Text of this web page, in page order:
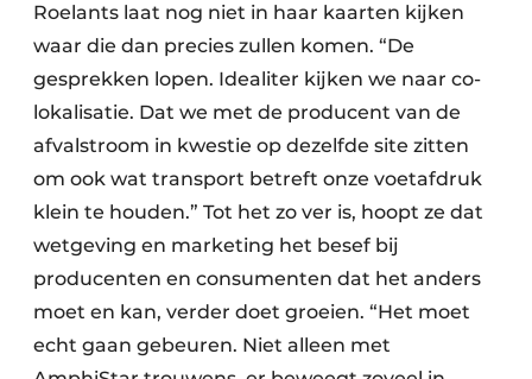
Roelants laat nog niet in haar kaarten kijken
waar die dan precies zullen komen. “De
gesprekken lopen. Idealiter kijken we naar co-
lokalisatie. Dat we met de producent van de
afvalstroom in kwestie op dezelfde site zitten
om ook wat transport betreft onze voetafdruk
klein te houden.” Tot het zo ver is, hoopt ze dat
wetgeving en marketing het besef bij
producenten en consumenten dat het anders
moet en kan, verder doet groeien. “Het moet
echt gaan gebeuren. Niet alleen met